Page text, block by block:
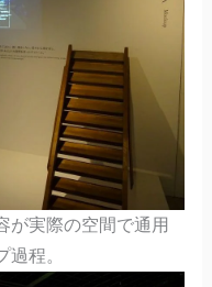
が実際の空間で通用
程。